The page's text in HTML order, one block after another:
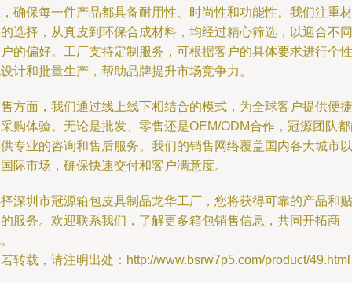
确保每一件产品都具备耐用性、时尚性和功能性。我们注重材
选择，从真皮到环保合成材料，均经过精心筛选，以迎合不同
的偏好。工厂支持定制服务，可根据客户的具体要求进行个性
计和批量生产，帮助品牌提升市场竞争力。
方面，我们通过线上线下相结合的模式，为全球客户提供便捷
购体验。无论是批发、零售还是OEM/ODM合作，冠源团队
专业的咨询和售后服务。我们的销售网络覆盖国内各大城市以
际市场，确保快速交付和客户满意度。
深圳市冠源箱包皮具制品龙华工厂，您将获得可靠的产品和贴
服务。欢迎联系我们，了解更多箱包销售信息，共同开拓商
转载，请注明出处：http://www.bsrw7p5.com/product/49.html